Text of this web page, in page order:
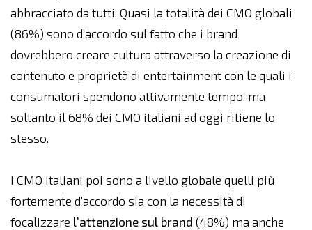
abbracciato da tutti. Quasi la totalità dei CMO globali
(86%) sono d’accordo sul fatto che i brand
dovrebbero creare cultura attraverso la creazione di
contenuto e proprietà di entertainment con le quali i
consumatori spendono attivamente tempo, ma
soltanto il 68% dei CMO italiani ad oggi ritiene lo
stesso.
I CMO italiani poi sono a livello globale quelli più
fortemente d’accordo sia con la necessità di
focalizzare l’attenzione sul brand (48%) ma anche